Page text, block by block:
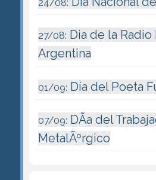
24/08:
27/08: Dia de la
Argentina
01/09: Día del Poeta
07/09: DÃ­a del
MetalÃºrgico